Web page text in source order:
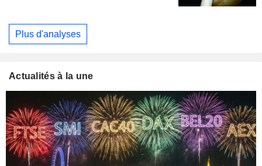
Plus d'analyses
Actualités à la une